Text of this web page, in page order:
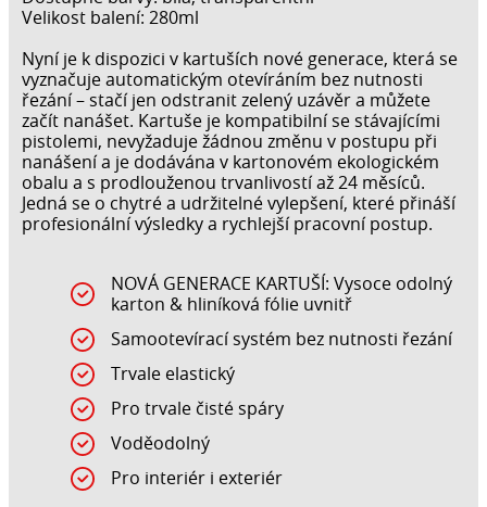
Velikost balení: 280ml
Nyní je k dispozici v kartuších nové generace, která se
vyznačuje automatickým otevíráním bez nutnosti
řezání – stačí jen odstranit zelený uzávěr a můžete
začít nanášet. Kartuše je kompatibilní se stávajícími
pistolemi, nevyžaduje žádnou změnu v postupu při
nanášení a je dodávána v kartonovém ekologickém
obalu a s prodlouženou trvanlivostí až 24 měsíců.
Jedná se o chytré a udržitelné vylepšení, které přináší
profesionální výsledky a rychlejší pracovní postup.
NOVÁ GENERACE KARTUŠÍ: Vysoce odolný
karton & hliníková fólie uvnitř
Samootevírací systém bez nutnosti řezání
Trvale elastický
Pro trvale čisté spáry
Voděodolný
Pro interiér i exteriér